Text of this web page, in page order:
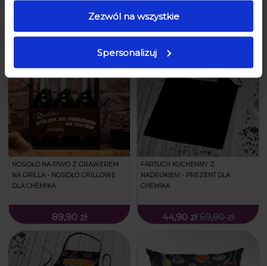
Zezwól na wszystkie
Spersonalizuj
39,90 zł 125,90 zł
NOSIDŁO NA PIWO Z GRAWEREM
NA GRILLA - NOSIDŁO GRILLOWE
DLA CHEMIKA
89,90 zł
FARTUCH KUCHENNY Z
NADRUKIEM - PREZENT DLA
CHEMIKA
44,90 zł 59,90 zł